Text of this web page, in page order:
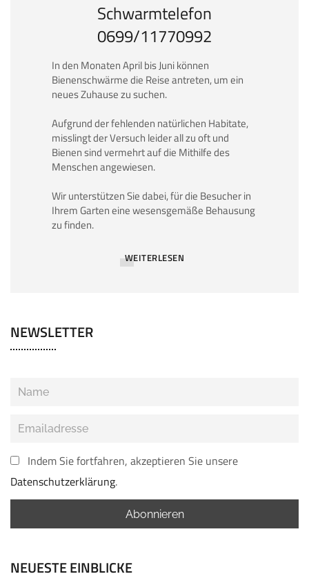
Schwarmtelefon
0699/11770992
In den Monaten April bis Juni können
Bienenschwärme die Reise antreten, um ein
neues Zuhause zu suchen.
Aufgrund der fehlenden natürlichen Habitate,
misslingt der Versuch leider all zu oft und
Bienen sind vermehrt auf die Mithilfe des
Menschen angewiesen.
Wir unterstützen Sie dabei, für die Besucher in
Ihrem Garten eine wesensgemäße Behausung
zu finden.
WEITERLESEN
NEWSLETTER
Indem Sie fortfahren, akzeptieren Sie unsere
Datenschutzerklärung.
NEUESTE EINBLICKE